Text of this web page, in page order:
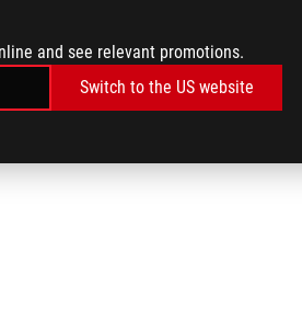
and see relevant promotions.
Switch to the US website